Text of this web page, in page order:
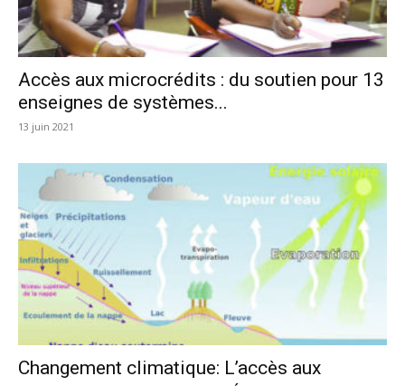
Accès aux microcrédits : du soutien pour 13
enseignes de systèmes...
13 juin 2021
Changement climatique: L’accès aux